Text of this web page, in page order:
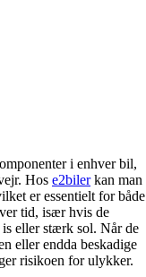
i enhver bil,
Hos e2bilerkan man
er essentielt for både
tid, især hvis de
eller stærk sol. Når de
eller endda beskadige
risikoen for ulykker.